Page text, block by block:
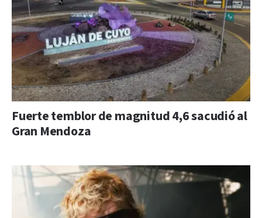
Fuerte temblor de magnitud 4,6 sacudió al
Gran Mendoza